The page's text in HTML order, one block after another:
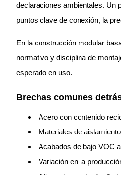
declaraciones ambientales. Un
puntos clave de conexión, la
En la construcción modular
normativo y disciplina de
esperado en uso.
Brechas comunes
Acero con contenido
Materiales de
Acabados de bajo VOC
Variación en la